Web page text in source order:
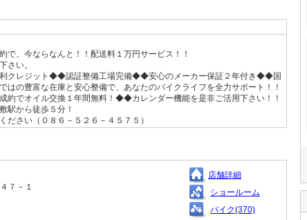
で、今ならなんと！！配送料１万円サービス！！
さい。
クレジット◆◆認証整備工場完備◆◆安心のメーカー保証２年付き◆◆国
はの豊富な在庫と安心整備で、あなたのバイクライフを全力サポート！！
でオイル交換１年間無料！◆◆カレンダー機能を是非ご活用下さい！！
駅から徒歩５分！
ださい（０８６－５２６－４５７５）
７－１
店舗詳細
ショールーム
バイク(370)